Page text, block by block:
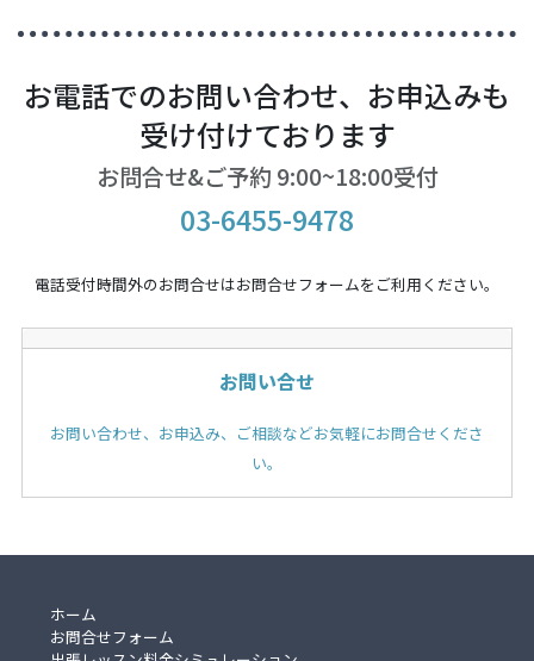
お電話でのお問い合わせ、お申込みも
受け付けております
お問合せ&ご予約 9:00~18:00受付
03-6455-9478
電話受付時間外のお問合せはお問合せフォームをご利用ください。
お問い合せ
お問い合わせ、お申込み、ご相談などお気軽にお問合せくださ
い。
ホーム
お問合せフォーム